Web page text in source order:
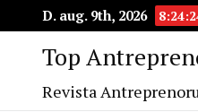
D. aug. 9th, 2026
Top
Revista